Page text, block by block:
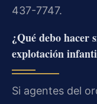
437-7747.
¿Qué debo hacer
explotación
Si agentes del